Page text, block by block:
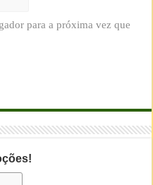
para a próxima vez que